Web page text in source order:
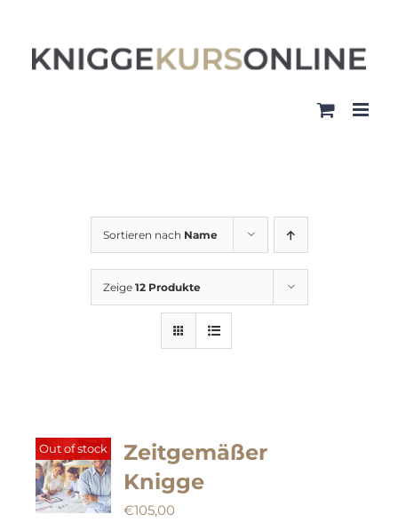
springen
Sortieren nach Name
Zeige 12 Produkte
Out of stock
Zeitgemäßer
Knigge
€105,00